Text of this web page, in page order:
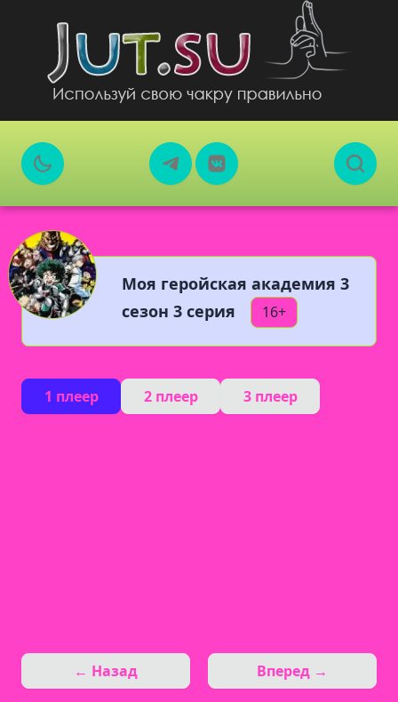
Моя геройская академия 3
сезон 3 серия
16+
1 плеер 2 плеер 3 плеер
← Назад Вперед →